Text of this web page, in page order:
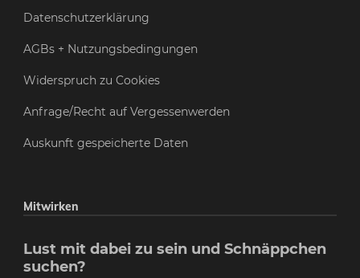
Datenschutzerklärung
AGBs + Nutzungsbedingungen
Widerspruch zu Cookies
Anfrage/Recht auf Vergessenwerden
Auskunft gespeicherte Daten
Mitwirken
Lust mit dabei zu sein und Schnäppchen
suchen?